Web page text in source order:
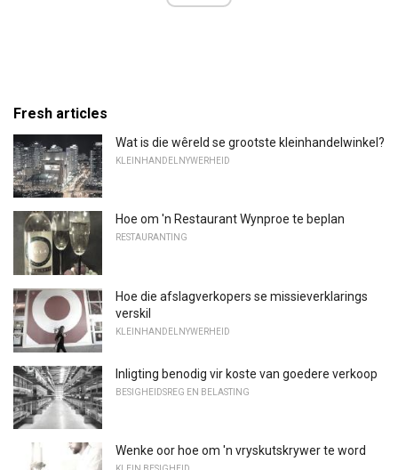
Fresh articles
Wat is die wêreld se grootste kleinhandelwinkel?
KLEINHANDELNYWERHEID
Hoe om 'n Restaurant Wynproe te beplan
RESTAURANTING
Hoe die afslagverkopers se missieverklarings
verskil
KLEINHANDELNYWERHEID
Inligting benodig vir koste van goedere verkoop
BESIGHEIDSREG EN BELASTING
Wenke oor hoe om 'n vryskutskrywer te word